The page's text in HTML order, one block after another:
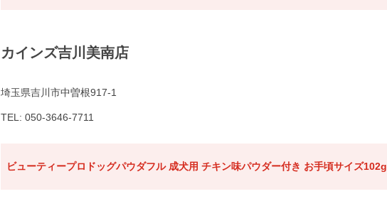
カインズ吉川美南店
埼玉県吉川市中曽根917-1
TEL: 050-3646-7711
ビューティープロドッグパウダフル 成犬用 チキン味パウダー付き お手頃サイズ102g